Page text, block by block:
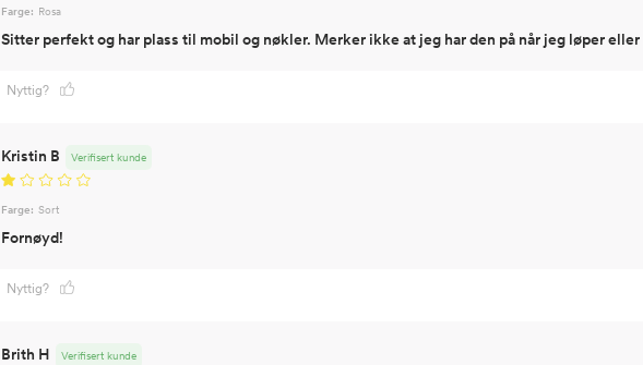
Farge: Rosa
Sitter perfekt og har plass til mobil og nøkler. Merker ikke at jeg har den på når jeg løper eller
Nyttig?
Kristin B Verifisert kunde
Farge: Sort
Fornøyd!
Nyttig?
Brith H Verifisert kunde